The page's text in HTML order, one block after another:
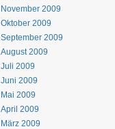
November 2009
Oktober 2009
September 2009
August 2009
Juli 2009
Juni 2009
Mai 2009
April 2009
März 2009